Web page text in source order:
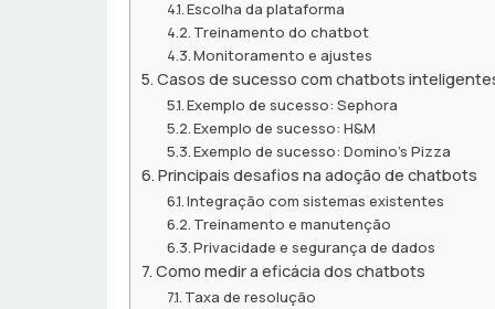
Escolha da plataforma
Treinamento do chatbot
Monitoramento e ajustes
Casos de sucesso com chatbots
Exemplo de sucesso: Sephora
Exemplo de sucesso: H&M
Exemplo de sucesso: Domino’s Pizza
Principais desafios na adoção de chatbots
Integração com sistemas existentes
Treinamento e manutenção
Privacidade e segurança de dados
Como medir a eficácia dos chatbots
Taxa de resolução